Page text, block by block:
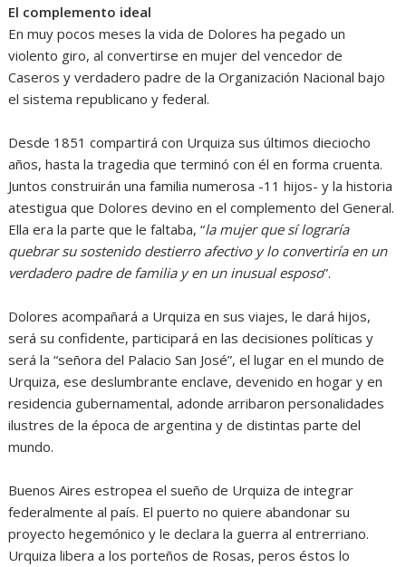
El complemento ideal
En muy pocos meses la vida de Dolores ha pegado un
violento giro, al convertirse en mujer del vencedor de
Caseros y verdadero padre de la Organización Nacional bajo
el sistema republicano y federal.
Desde 1851 compartirá con Urquiza sus últimos dieciocho
años, hasta la tragedia que terminó con él en forma cruenta.
Juntos construirán una familia numerosa -11 hijos- y la historia
atestigua que Dolores devino en el complemento del General.
Ella era la parte que le faltaba, “la mujer que sí lograría
quebrar su sostenido destierro afectivo y lo convertiría en un
verdadero padre de familia y en un inusual esposo”.
Dolores acompañará a Urquiza en sus viajes, le dará hijos,
será su confidente, participará en las decisiones políticas y
será la “señora del Palacio San José”, el lugar en el mundo de
Urquiza, ese deslumbrante enclave, devenido en hogar y en
residencia gubernamental, adonde arribaron personalidades
ilustres de la época de argentina y de distintas parte del
mundo.
Buenos Aires estropea el sueño de Urquiza de integrar
federalmente al país. El puerto no quiere abandonar su
proyecto hegemónico y le declara la guerra al entrerriano.
Urquiza libera a los porteños de Rosas, peros éstos lo